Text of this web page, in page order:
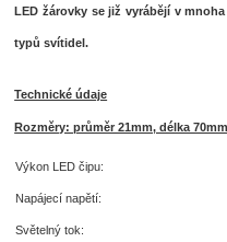
LED žárovkyse již vyrábějí v
typů svítidel.
Technické údaje
Rozměry: průměr 21mm, délka 70mm
Výkon LED čipu:
Napájecí napětí:
Světelný tok: